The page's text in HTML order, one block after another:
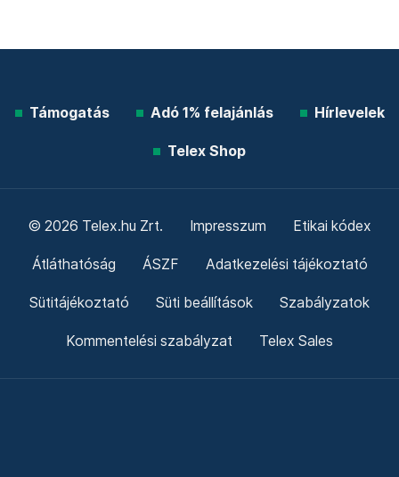
Támogatás Adó 1% felajánlás Hírlevelek
Telex Shop
© 2026 Telex.hu Zrt. Impresszum Etikai kódex
Átláthatóság ÁSZF Adatkezelési tájékoztató
Sütitájékoztató Süti beállítások Szabályzatok
Kommentelési szabályzat Telex Sales